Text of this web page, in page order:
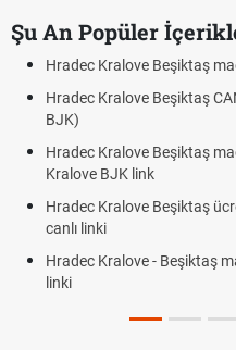
Şu An Popüler
Hradec Kralove Beşiktaş
Hradec Kralove Beşiktaş
BJK)
Hradec Kralove Beşiktaş
Kralove BJK link
Hradec Kralove Beşiktaş
canlı linki
Hradec Kralove - Beşiktaş
linki